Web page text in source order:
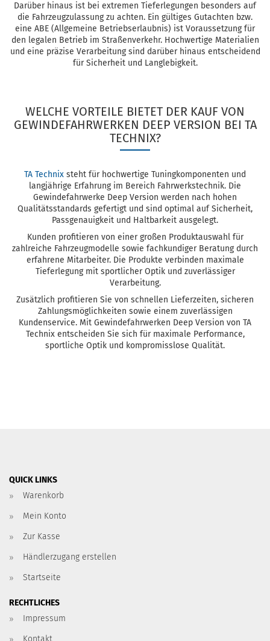
Darüber hinaus ist bei extremen Tieferlegungen besonders auf
die Fahrzeugzulassung zu achten. Ein gültiges Gutachten bzw.
eine ABE (Allgemeine Betriebserlaubnis) ist Voraussetzung für
den legalen Betrieb im Straßenverkehr. Hochwertige Materialien
und eine präzise Verarbeitung sind darüber hinaus entscheidend
für Sicherheit und Langlebigkeit.
WELCHE VORTEILE BIETET DER KAUF VON
GEWINDEFAHRWERKEN DEEP VERSION BEI TA
TECHNIX?
TA Technix steht für hochwertige Tuningkomponenten und
langjährige Erfahrung im Bereich Fahrwerkstechnik. Die
Gewindefahrwerke Deep Version werden nach hohen
Qualitätsstandards gefertigt und sind optimal auf Sicherheit,
Passgenauigkeit und Haltbarkeit ausgelegt.
Kunden profitieren von einer großen Produktauswahl für
zahlreiche Fahrzeugmodelle sowie fachkundiger Beratung durch
erfahrene Mitarbeiter. Die Produkte verbinden maximale
Tieferlegung mit sportlicher Optik und zuverlässiger
Verarbeitung.
Zusätzlich profitieren Sie von schnellen Lieferzeiten, sicheren
Zahlungsmöglichkeiten sowie einem zuverlässigen
Kundenservice. Mit Gewindefahrwerken Deep Version von TA
Technix entscheiden Sie sich für maximale Performance,
sportliche Optik und kompromisslose Qualität.
QUICK LINKS
Warenkorb
Mein Konto
Zur Kasse
Händlerzugang erstellen
Startseite
RECHTLICHES
Impressum
Kontakt